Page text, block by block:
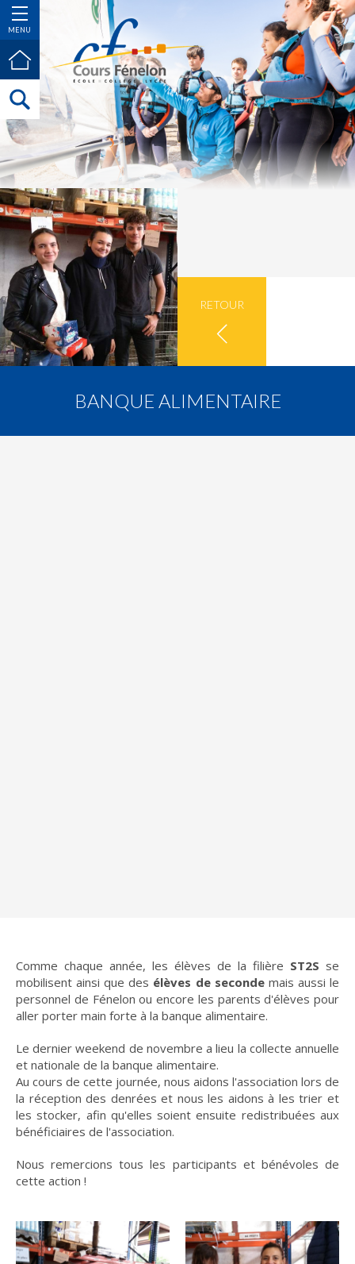
MENU
BANQUE ALIMENTAIRE
RETOUR
Comme chaque année, les élèves de la filière ST2S se
mobilisent ainsi que des élèves de secondemais aussi le
personnel de Fénelon ou encore les parents d'élèves pour
aller porter main forte à la banque alimentaire.
Le dernier weekend de novembre a lieu la collecte annuelle
et nationale de la banque alimentaire.
Au cours de cette journée, nous aidons l'association lors de
la réception des denrées et nous les aidons à les trier et
les stocker, afin qu'elles soient ensuite redistribuées aux
bénéficiaires de l'association.
Nous remercions tous les participants et bénévoles de
cette action !